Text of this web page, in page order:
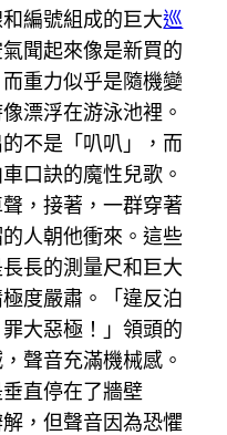
編號組成的巨大巡
聞起來像是新買的
重力似乎是隨機變
漂浮在游泳池裡。
不是「叭叭」，而
口訣的魔性兒歌。
，接著，一群穿著
人朝他衝來。這些
長的測量尺和巨大
度嚴肅。「違反泊
大惡極！」領頭的
聲音充滿機械感。
垂直停在了牆壁
，但聲音因為恐懼